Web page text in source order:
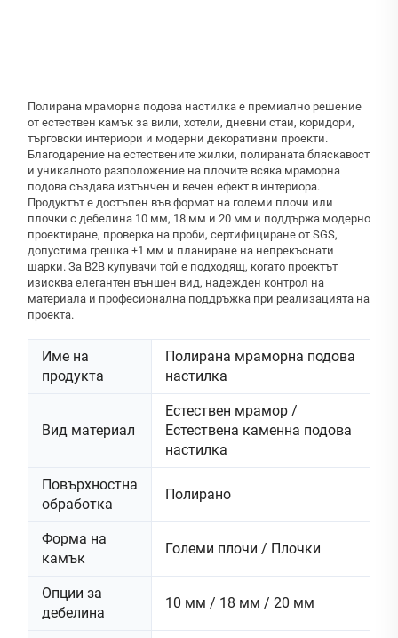
Полирана мраморна подова настилка е премиално решение
от естествен камък за вили, хотели, дневни стаи, коридори,
търговски интериори и модерни декоративни проекти.
Благодарение на естествените жилки, полираната бляскавост
и уникалното разположение на плочите всяка мраморна
подова създава изтънчен и вечен ефект в интериора.
Продуктът е достъпен във формат на големи плочи или
плочки с дебелина 10 мм, 18 мм и 20 мм и поддържа модерно
проектиране, проверка на проби, сертифициране от SGS,
допустима грешка ±1 мм и планиране на непрекъснати
шарки. За B2B купувачи той е подходящ, когато проектът
изисква елегантен външен вид, надежден контрол на
материала и професионална поддръжка при реализацията на
проекта.
Име на
продукта
Полирана мраморна подова
настилка
Вид материал
Естествен мрамор /
Естествена каменна подова
настилка
Повърхностна
обработка
Полирано
Форма на
камък
Големи плочи / Плочки
Опции за
дебелина
10 мм / 18 мм / 20 мм